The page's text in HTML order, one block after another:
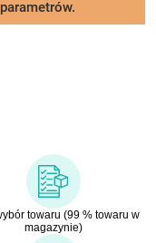
towaru (99 % towaru w
magazynie)